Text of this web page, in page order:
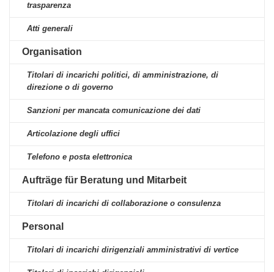
trasparenza
Atti generali
Organisation
Titolari di incarichi politici, di amministrazione, di
direzione o di governo
Sanzioni per mancata comunicazione dei dati
Articolazione degli uffici
Telefono e posta elettronica
Aufträge für Beratung und Mitarbeit
Titolari di incarichi di collaborazione o consulenza
Personal
Titolari di incarichi dirigenziali amministrativi di vertice